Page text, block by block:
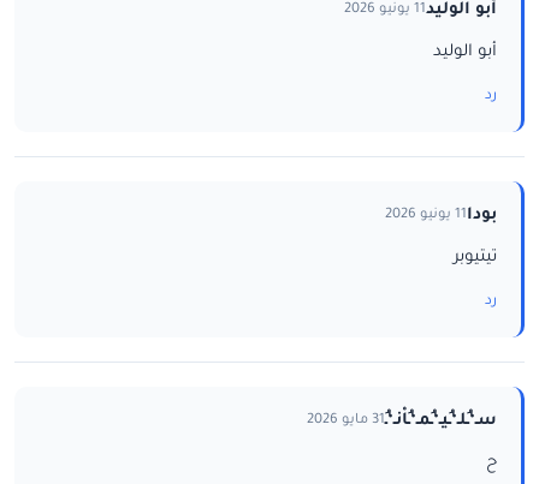
أبو الوليد11 يونيو 2026
أبو الوليد
رد
بودا11 يونيو 2026
تيتيوبر
رد
سـ‘ـُلـ‘ـُيـ‘ـُمـ‘ـُاْنـ‘ـُ31 مايو 2026
ح